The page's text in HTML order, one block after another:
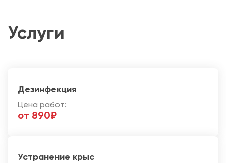
Услуги
Дезинфекция
Цена работ:
от 890₽
Устранение крыс